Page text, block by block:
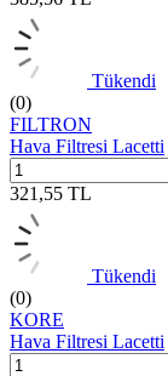
Tükendi
(0)
FILTRON
Hava Filtresi Lacetti
321,55 TL
Tükendi
(0)
KORE
Hava Filtresi Lacetti